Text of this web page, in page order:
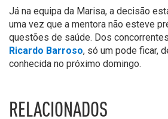
Já na equipa da Marisa, a decisão
uma vez que a mentora não esteve
questões de saúde. Dos concorrentes
Ricardo Barroso, só um pode ficar,
conhecida no próximo domingo.
RELACIONADOS